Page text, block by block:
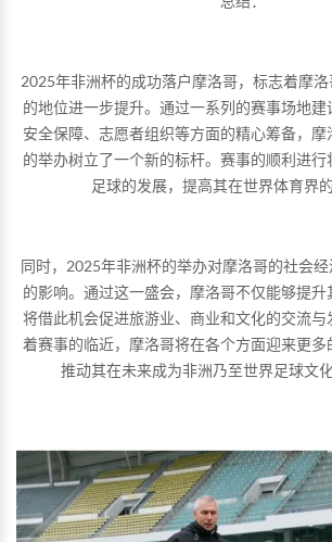
2025年非洲杯的成功落户摩洛哥，标志着摩
的地位进一步提升。通过一系列的赛事场地建
安全保障、志愿者组织等方面的精心筹备，
的举办树立了一个新的标杆。赛事的顺利进
足球的发展，提高其在世界体育界的
同时，2025年非洲杯的举办对摩洛哥的社会
的影响。通过这一盛会，摩洛哥不仅能够提
将借此机会促进旅游业、商业和文化的交流
着赛事的临近，摩洛哥将在各个方面迎来更
推动其在未来成为非洲乃至世界足球文